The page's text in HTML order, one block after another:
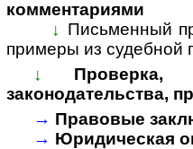
комментариями
↓ Письменный
примеры из судебной
↓
Проверка,
законодательства,
→ Правовые
→ Юридическая